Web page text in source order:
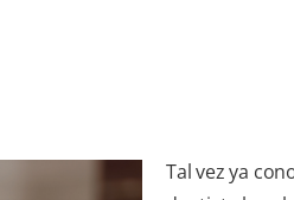
Tal vez ya